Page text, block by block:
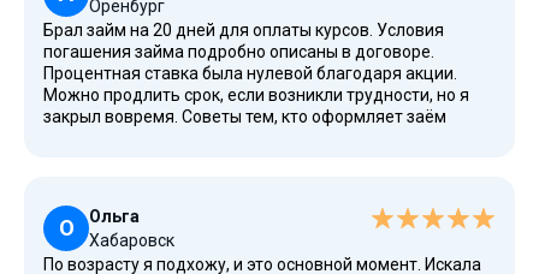
Оренбург
Брал займ на 20 дней для оплаты курсов. Условия
погашения займа подробно описаны в договоре.
Процентная ставка была нулевой благодаря акции.
Можно продлить срок, если возникли трудности, но я
закрыл вовремя. Советы тем, кто оформляет заём
деньги.
О
Ольга
Хабаровск
По возрасту я подхожу, и это основной момент. Искала